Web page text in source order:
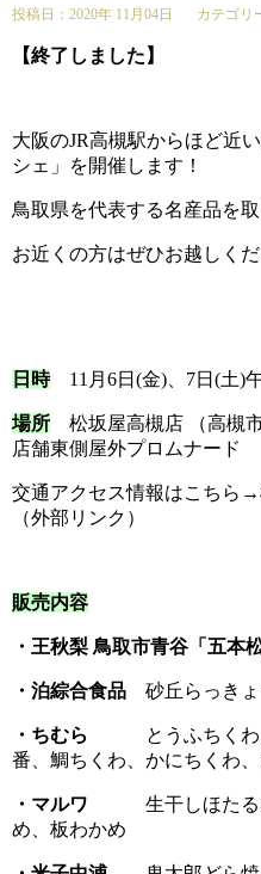
投稿日：2020年 11月04日 カテゴリ
【終了しました】
大阪のJR高槻駅からほど近
シェ」を開催します！
鳥取県を代表する名産品を取
お近くの方はぜひお越しくだ
日時11月6日(金)、7日(土)
場所 松坂屋高槻店 （高槻
店舗東側屋外プロムナード
交通アクセス情報はこちら→
（外部リンク）
販売内容
・王秋梨 鳥取市青谷「五本
・泊綜合食品 砂丘らっきょ
・ちむら
とうふちくわ、
番、鯛ちくわ、かにちくわ
・マルワ 生干しほたるい
め、板わかめ